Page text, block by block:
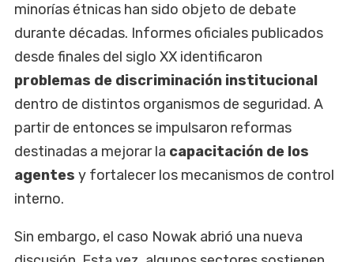
minorías étnicas han sido objeto de debate
durante décadas. Informes oficiales publicados
desde finales del siglo XX identificaron
problemas de discriminación institucional
dentro de distintos organismos de seguridad. A
partir de entonces se impulsaron reformas
destinadas a mejorar la capacitación de los
agentes y fortalecer los mecanismos de control
interno.
Sin embargo, el caso Nowak abrió una nueva